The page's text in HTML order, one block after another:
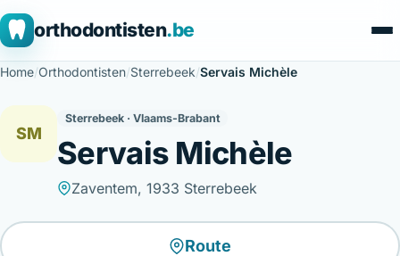
orthodontisten.be
Home/Orthodontisten/Sterrebeek/Servais Michèle
SM
Sterrebeek · Vlaams-Brabant
Servais Michèle
Zaventem, 1933 Sterrebeek
Route